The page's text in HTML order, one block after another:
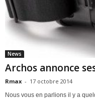
News
Archos annonce
Rmax - 17 octobre 2014
Nous vous en parlions il y a